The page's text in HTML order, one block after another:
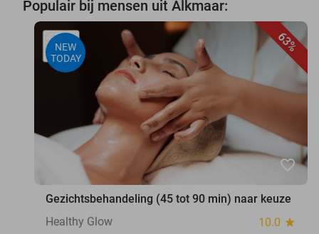
Populair bij mensen uit Alkmaar:
63%
NEW
TODAY
favorite_border
Gezichtsbehandeling (45 tot 90 min) naar keuze
Healthy Glow
10.0 star